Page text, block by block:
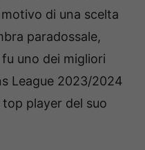
di una scelta
paradossale,
uno dei migliori
League 2023/2024
player del suo